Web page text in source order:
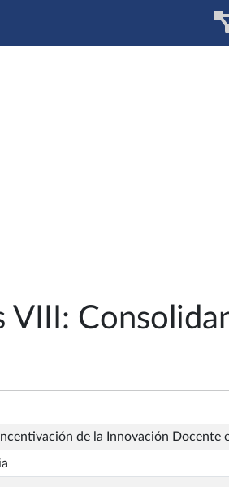
de la Innovación Docente